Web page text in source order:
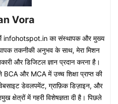
Vora
मैं infohotspot.in का संस्थापक और मुख्य
तकनीकी अनुभव के साथ, मेरा मिशन
और डिजिटल ज्ञान प्रदान करना है।
और MCA में उच्च शिक्षा प्राप्त की
डेवलपमेंट, ग्राफ़िक डिज़ाइन, और
क्षेत्रों में गहरी विशेषज्ञता दी है। पिछले